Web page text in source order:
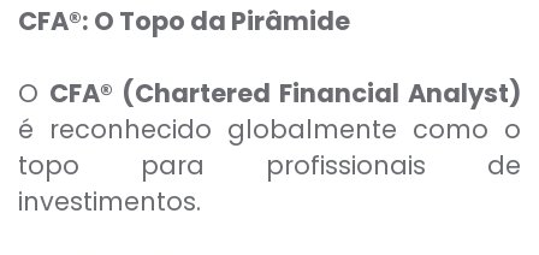
CFA®: O Topo da Pirâmide
O CFA® (Chartered Financial Analyst)
é reconhecido globalmente como o
topo para profissionais de
investimentos.